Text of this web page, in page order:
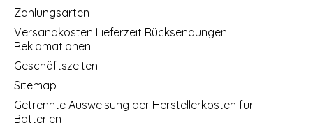
Zahlungsarten
Versandkosten Lieferzeit Rücksendungen
Reklamationen
Geschäftszeiten
Sitemap
Getrennte Ausweisung der Herstellerkosten für
Batterien